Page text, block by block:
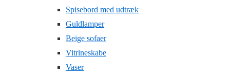
Spisebord med udtræk
Guldlamper
Beige sofaer
Vitrineskabe
Vaser